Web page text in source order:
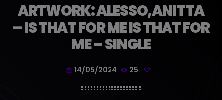
ARTWORK: ALESSO,ANITTA
– IS THAT FOR ME IS THAT FOR
ME – SINGLE
today 14/05/2024 25